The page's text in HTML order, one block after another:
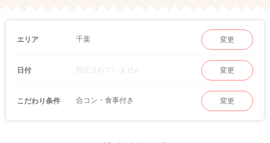
エリア 千葉 変更
日付 指定されていません 変更
こだわり条件 合コン・食事付き 変更